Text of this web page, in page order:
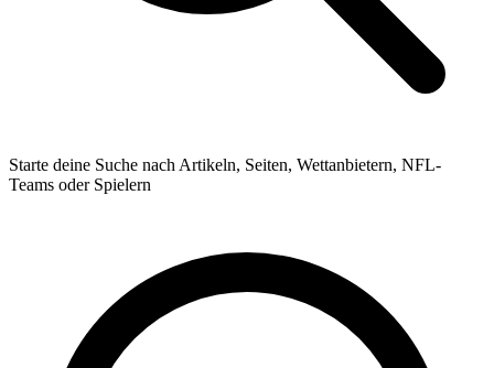
Starte deine Suche nach Artikeln, Seiten, Wettanbietern, NFL-
Teams oder Spielern